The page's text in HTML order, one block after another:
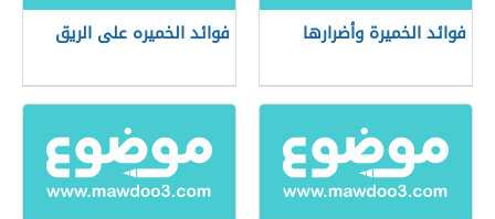
فوائد الخميرة وأضرارها فوائد الخميره على الريق